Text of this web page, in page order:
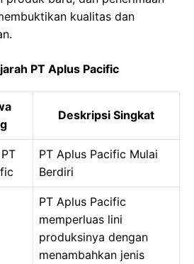
kualitas dan
PT Aplus Pacific
Deskripsi Singkat
PT Aplus Pacific Mulai
Berdiri
PT Aplus Pacific
memperluas lini
produksinya dengan
menambahkan jenis